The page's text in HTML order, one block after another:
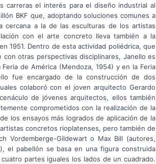
carreras el interés para el diseño industrial al
BKF que, adoptando soluciones comunes a
a la de las esculturas de los artistas
con el arte concreto lleva también a la
1951. Dentro de esta actividad poliédrica, que
otras perspectivas disciplinares, Janello es
de América (Mendoza, 1954) y en la Feria
fue encargado de la construcción de dos
colaboró con el joven arquitecto Gerardo
de jóvenes arquitectos, ellos también
comprometidos con la realización de la
los ensayos más logrados de aplicación de la
concretos rioplatenses, pero también de
Vordemberge-Gildewart o Max Bill (autores,
el pabellón se basa en una figura construida
partes iguales los lados de un cuadrado.